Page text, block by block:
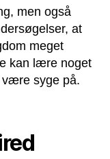
men også
at
meget
kan lære noget
være syge på.